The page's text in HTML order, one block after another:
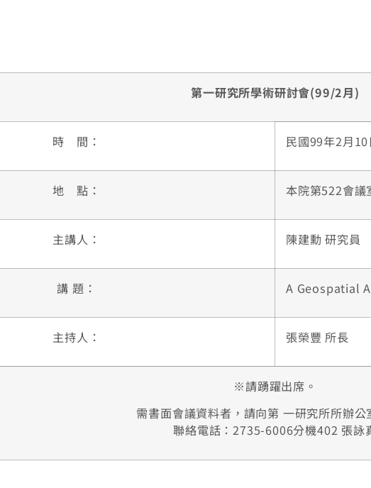
第一研究所學術研討會(99/2月)
時 間： 民國99年2月
地 點： 本院第522會議
主講人： 陳建勳 研究員
講 題： A Geospatial
主持人： 張榮豐 所長
※請踴躍出席。
需書面會議資料者，請向第 一研究所所辦公
聯絡電話：2735-6006分機402 張詠